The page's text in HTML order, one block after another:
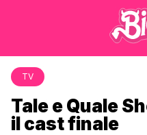
TV
Tale e Quale
il cast finale